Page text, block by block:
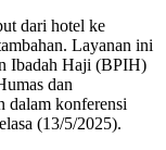
dari hotel ke
Layanan ini
Ibadah Haji (BPIH)
dan
dalam konferensi
(13/5/2025).